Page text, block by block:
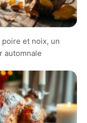
et noix, un
automnale